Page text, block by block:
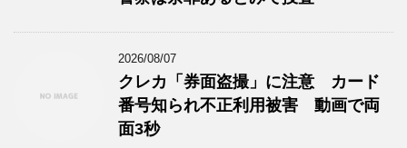
2026/08/07
クレカ「券面盗撮」に注意 カード
番号知られ不正利用被害 動画で両
面3秒